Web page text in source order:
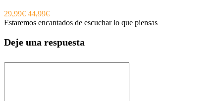
29,99€ 44,99€
Estaremos encantados de escuchar lo que piensas
Deje una respuesta